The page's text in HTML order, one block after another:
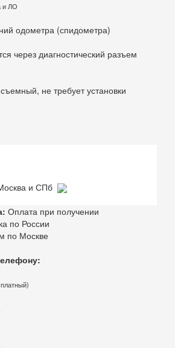
и ЛО
одометра (спидометра)
через диагностический разъем
не требует установки
и СПб
Оплата при получении
по России
по Москве